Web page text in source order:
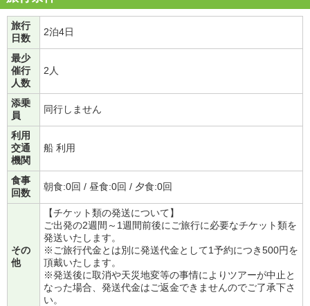
旅行
日数
2泊4日
最少
催行
人数
2人
添乗
員
同行しません
利用
交通
機関
船 利用
食事
回数
朝食:0回 / 昼食:0回 / 夕食:0回
その
他
【チケット類の発送について】
ご出発の2週間～1週間前後にご旅行に必要なチケット類を
発送いたします。
※ご旅行代金とは別に発送代金として1予約につき500円を
頂戴いたします。
※発送後に取消や天災地変等の事情によりツアーが中止と
なった場合、発送代金はご返金できませんのでご了承下さ
い。